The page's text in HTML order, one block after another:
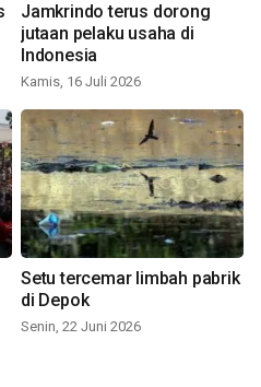
Jamkrindo terus dorong
jutaan pelaku usaha di
Indonesia
Kamis, 16 Juli 2026
Setu tercemar limbah pabrik
di Depok
Senin, 22 Juni 2026